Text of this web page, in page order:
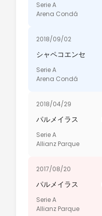
Serie A
Arena Condá
2018/09/02
シャペコエンセ
Serie A
Arena Condá
2018/04/29
パルメイラス
Serie A
Allianz Parque
2017/08/20
パルメイラス
Serie A
Allianz Parque